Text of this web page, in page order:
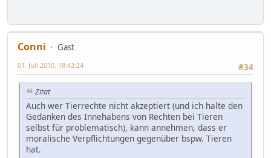
Conni
Gast
#34
01. Juli 2010, 18:43:24
Zitat
Auch wer Tierrechte nicht akzeptiert (und ich halte den
Gedanken des Innehabens von Rechten bei Tieren
selbst für problematisch), kann annehmen, dass er
moralische Verpflichtungen gegenüber bspw. Tieren
hat.